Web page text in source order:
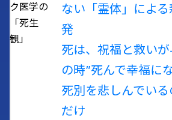
ク医学の
「死生
観」
ない 「霊体」によ
発
死は、祝福と救い
の時”死んで幸福に
死別を悲しんでい
だけ